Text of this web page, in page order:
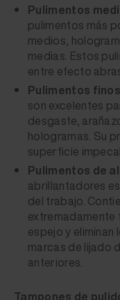
Pulimentos
pulimentos más
medios,
medias. Estos
entre efecto
Pulimentos
son excelentes
desgaste,
hologramas. Su
superficie
Pulimentos de
abrillantadores
del trabajo.
extremadamente
espejo y
marcas de lijado
anteriores.
Tampones de